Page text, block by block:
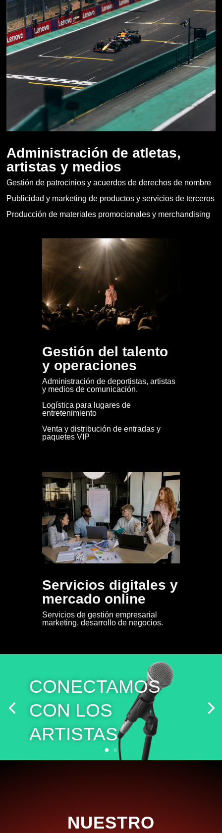
Administración de atletas,
artistas y medios
Gestión de patrocinios y acuerdos de derechos de nombre
Publicidad y marketing de productos y servicios de terceros
Producción de materiales promocionales y merchandising
Gestión del talento
y operaciones
Administración de deportistas, artistas
y medios de comunicación.
Logística para lugares de
entretenimiento
Venta y distribución de entradas y
paquetes VIP
Servicios digitales y
mercado online
Servicios de gestión empresarial
marketing, desarrollo de negocios.
CONECTAMOS
CON LOS
ARTISTAS
NUESTRO